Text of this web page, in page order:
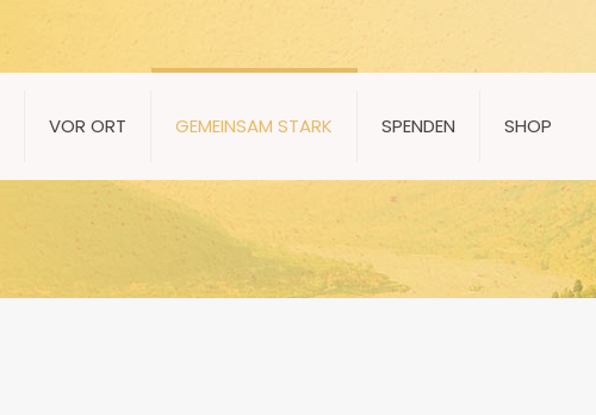
VOR ORT GEMEINSAM STARK SPENDEN SHOP